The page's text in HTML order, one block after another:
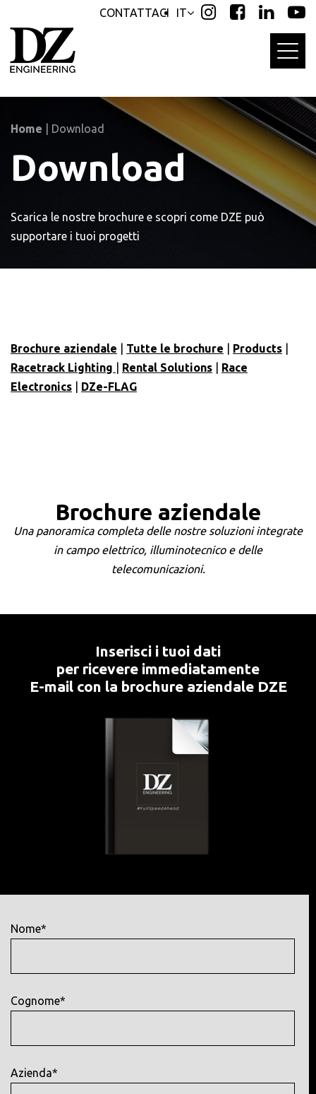
links
to
primary
navigation
content
IT
CONTATTACI
Home Download
Download
Scarica le nostre brochure e scopri come DZE può
supportare i tuoi progetti
Brochure aziendale Tutte le brochure Products
Racetrack Lighting
Rental Solutions
Race
Electronics
DZe-FLAG
Brochure aziendale
Una panoramica completa delle nostre soluzioni integrate
in campo elettrico, illuminotecnico e delle
telecomunicazioni.
Inserisci i tuoi dati
per ricevere immediatamente
E-mail con la brochure aziendale DZE
Nome*
Cognome*
Azienda*